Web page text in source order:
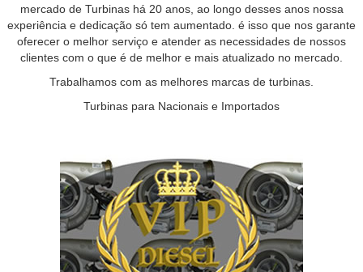
mercado de Turbinas há 20 anos, ao longo desses anos nossa
experiência e dedicação só tem aumentado. é isso que nos garante
oferecer o melhor serviço e atender as necessidades de nossos
clientes com o que é de melhor e mais atualizado no mercado.
Trabalhamos com as melhores marcas de turbinas.
Turbinas para Nacionais e Importados